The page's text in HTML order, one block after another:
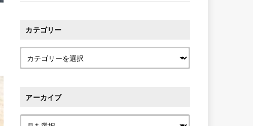
カテゴリー
アーカイブ